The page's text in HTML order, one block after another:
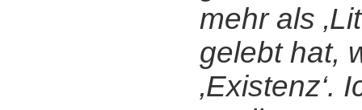
mehr als
gelebt hat,
‚Existenz‘.